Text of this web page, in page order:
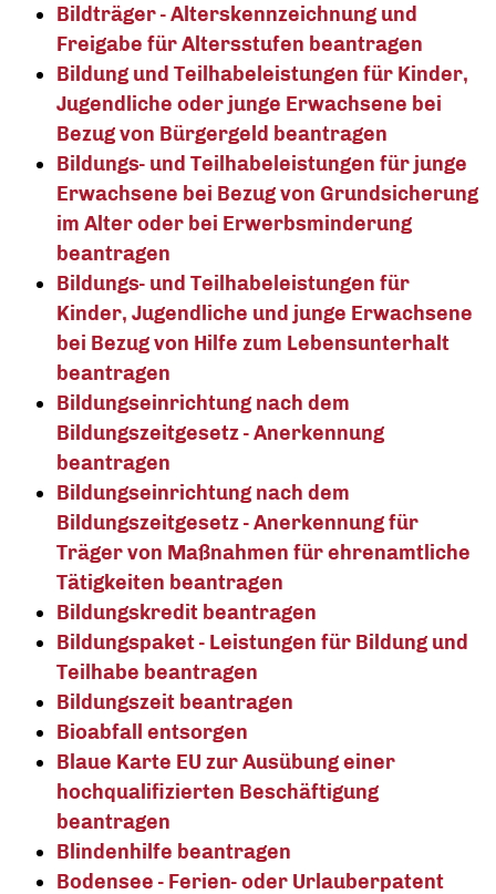
Bildträger - Alterskennzeichnung und
Freigabe für Altersstufen beantragen
Bildung und Teilhabeleistungen für Kinder,
Jugendliche oder junge Erwachsene bei
Bezug von Bürgergeld beantragen
Bildungs- und Teilhabeleistungen für junge
Erwachsene bei Bezug von Grundsicherung
im Alter oder bei Erwerbsminderung
beantragen
Bildungs- und Teilhabeleistungen für
Kinder, Jugendliche und junge Erwachsene
bei Bezug von Hilfe zum Lebensunterhalt
beantragen
Bildungseinrichtung nach dem
Bildungszeitgesetz - Anerkennung
beantragen
Bildungseinrichtung nach dem
Bildungszeitgesetz - Anerkennung für
Träger von Maßnahmen für ehrenamtliche
Tätigkeiten beantragen
Bildungskredit beantragen
Bildungspaket - Leistungen für Bildung und
Teilhabe beantragen
Bildungszeit beantragen
Bioabfall entsorgen
Blaue Karte EU zur Ausübung einer
hochqualifizierten Beschäftigung
beantragen
Blindenhilfe beantragen
Bodensee - Ferien- oder Urlauberpatent